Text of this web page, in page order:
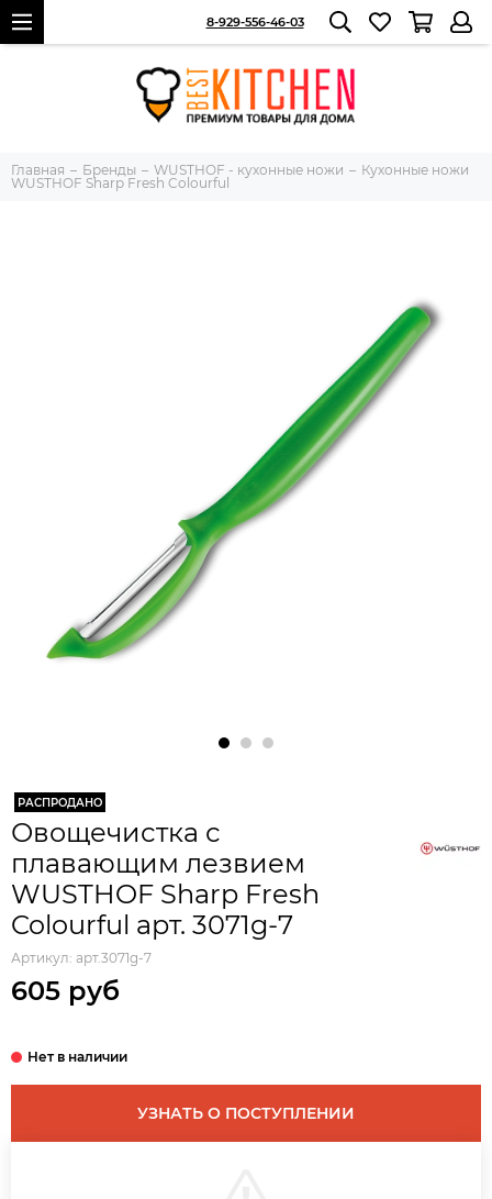
8-929-556-46-03
Главная Бренды WUSTHOF - кухонные ножи
Кухонные ножи
WUSTHOF Sharp Fresh Colourful
РАСПРОДАНО
Овощечистка с
плавающим лезвием
WUSTHOF Sharp Fresh
Colourful арт. 3071g-7
Артикул: арт.3071g-7
605 руб
УЗНАТЬ О ПОСТУПЛЕНИИ